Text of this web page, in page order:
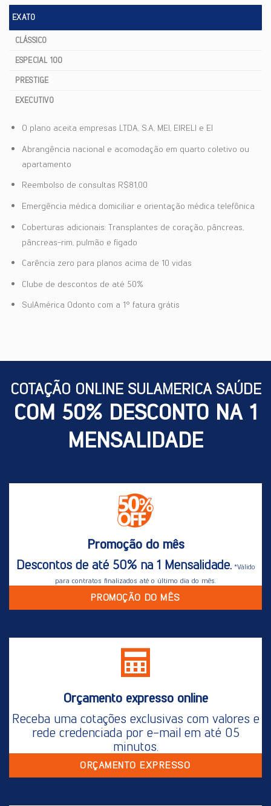
EXATO
CLÁSSICO
ESPECIAL 100
PRESTIGE
EXECUTIVO
O plano aceita empresas LTDA, S.A, MEI, EIRELI e EI
Abrangência nacional e acomodação em quarto coletivo ou
apartamento
Reembolso de consultas R$81,00
Emergência médica domiciliar e orientação médica telefônica
Coberturas adicionais: Transplantes de coração, pâncreas,
pâncreas-rim, pulmão e fígado
Carência zero para planos acima de 10 vidas
Clube de descontos de até 50%
SulAmérica Odonto com a 1° fatura grátis
COTAÇÃO ONLINE SULAMERICA SAÚDE
COM 50% DESCONTO NA 1
MENSALIDADE
Promoção do mês
Descontos de até 50% na 1 Mensalidade.*Válido
para contratos finalizados até o último dia do mês.
PROMOÇÃO DO MÊS
Orçamento expresso online
Receba uma cotações exclusivas com valores e
rede credenciada por e-mail em até 05
minutos.
ORÇAMENTO EXPRESSO